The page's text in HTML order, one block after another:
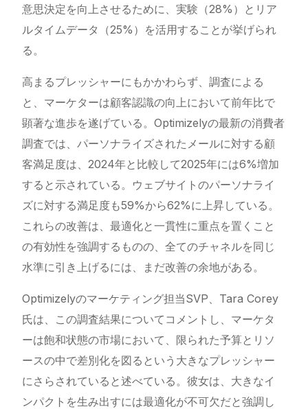
意思決定を向上させるために、実験（28%）とリア
ルタイムデータ（25%）を活用することが挙げられ
る。
高まるプレッシャーにもかかわらず、調査による
と、マーケターは顧客認識の向上において前年比で
顕著な進歩を遂げている。Optimizelyの最新の消費者
調査では、パーソナライズされたメールに対する顧
客満足度は、2024年と比較して2025年には6%増加
すると示されている。ウェブサイトのパーソナライ
ズに対する満足度も59%から62%に上昇している。
これらの改善は、最適化と一貫性に重点を置くこと
の有効性を強調するものの、全てのチャネルを同じ
水準に引き上げるには、まだ改善の余地がある。
Optimizelyのマーケティング担当SVP、Tara Corey
氏は、この調査結果についてコメントし、マーケタ
ーは飽和状態の市場において、限られた予算とリソ
ースの中で差別化を図るという大きなプレッシャー
にさらされていると述べている。彼女は、大きなイ
ンパクトを生み出すには最適化が不可欠だと強調し